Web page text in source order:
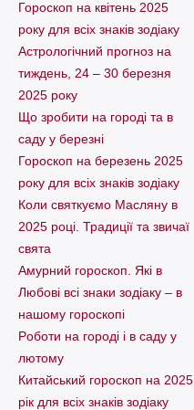
Гороскоп на квітень 2025
року для всіх знаків зодіаку
Астрологічний прогноз на
тиждень, 24 – 30 березня
2025 року
Що зробити на городі та в
саду у березні
Гороскоп на березень 2025
року для всіх знаків зодіаку
Коли святкуємо Масляну в
2025 році. Традиції та звичаї
свята
Амурний гороскоп. Які в
Любові всі знаки зодіаку – в
нашому гороскопі
Pоботи на городі і в саду у
лютому
Китайський гороскоп на 2025
рік для всіх знаків зодіаку